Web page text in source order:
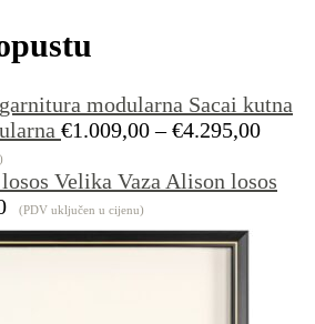
Sacai kutna
€1.009,00 – €4.295,00
od
Vaza Alison losos
(PDV uključen u cijenu)